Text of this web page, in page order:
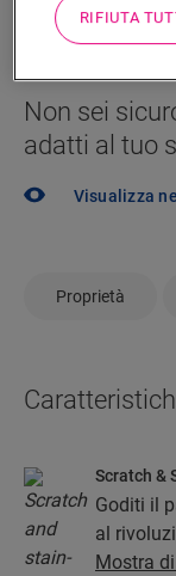
Non sei
adatti al tuo
Visualizza
Proprietà
Scratch &
Goditi il
al
Mostra
RIFIUTA